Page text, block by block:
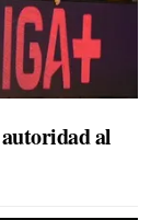
al